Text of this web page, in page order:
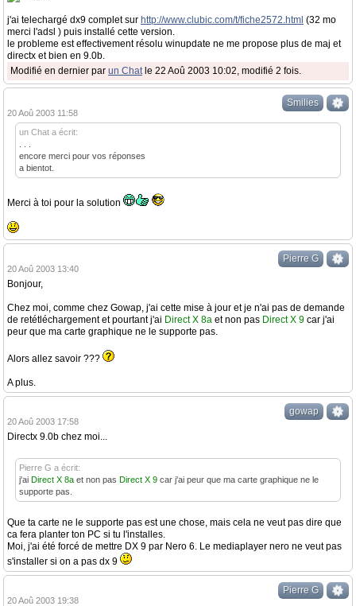
j'ai telechargé dx9 complet sur http://www.clubic.com/t/fiche2572.html (32 mo
merci l'adsl ) puis installé cette version.
le probleme est effectivement résolu winupdate ne me propose plus de maj et
directx et bien en 9.0b.
Modifié en dernier par un Chatle 22 Aoû 2003 10:02, modifié 2 fois.
Smilies
20 Aoû 2003 11:58
un Chat a écrit:
encore merci pour vos réponses
a bientot.
Merci à toi pour la solution
Pierre G
20 Aoû 2003 13:40
Bonjour,
Chez moi, comme chez Gowap, j'ai cette mise à jour et je n'ai pas de demande
de retétléchargement et pourtant j'ai Direct X 8a et non pas Direct X 9 car j'ai
peur que ma carte graphique ne le supporte pas.
Alors allez savoir ???
A plus.
gowap
20 Aoû 2003 17:58
Directx 9.0b chez moi...
Pierre G a écrit:
j'ai Direct X 8a et non pas Direct X 9 car j'ai peur que ma carte graphique ne le
supporte pas.
Que ta carte ne le supporte pas est une chose, mais cela ne veut pas dire que
ca fera planter ton PC si tu l'installes.
Moi, j'ai été forcé de mettre DX 9 par Nero 6. Le mediaplayer nero ne veut pas
s'installer si on a pas dx 9
Pierre G
20 Aoû 2003 19:38